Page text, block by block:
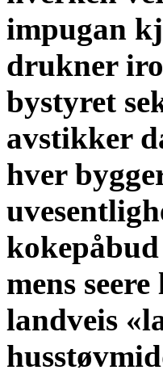
impugan
drukner
bystyret
avstikker
hver
mens
landveis